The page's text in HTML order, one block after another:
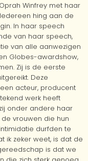
Winfrey met haar
hing aan de
In haar speech
van haar speech,
van alle aanwezigen
Globes-awardshow,
Zij is de eerste
Deze
acteur, producent
werk heeft
onder andere haar
vrouwen die hun
durfden te
ik zeker weet, is dat de
is dat we